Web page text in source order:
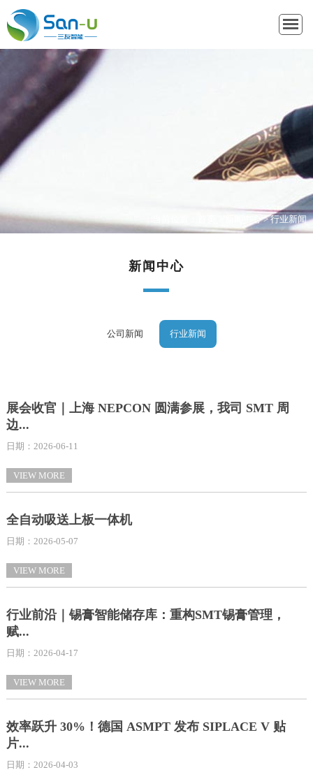
新闻中心>行业新闻
新闻中心
公司新闻 行业新闻
展会收官｜上海 NEPCON 圆满参展，我司 SMT 周
边...
日期：2026-06-11
VIEW MORE
全自动吸送上板一体机
日期：2026-05-07
VIEW MORE
行业前沿｜锡膏智能储存库：重构SMT锡膏管理，
赋...
日期：2026-04-17
VIEW MORE
效率跃升 30%！德国 ASMPT 发布 SIPLACE V 贴
片...
日期：2026-04-03